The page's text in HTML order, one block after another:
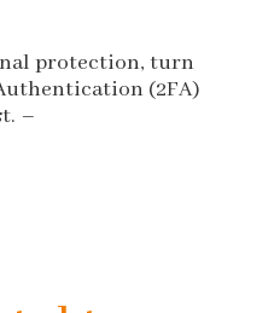
protection, turn
(2FA)
–